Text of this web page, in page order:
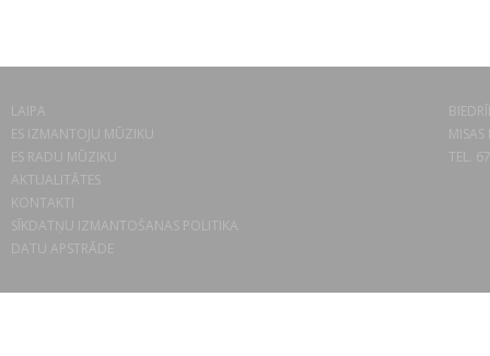
LAIPA
ES IZMANTOJU MŪZIKU
ES RADU MŪZIKU
AKTUALITĀTES
KONTAKTI
SĪKDATŅU IZMANTOŠANAS POLITIKA
DATU APSTRĀDE
TEL.